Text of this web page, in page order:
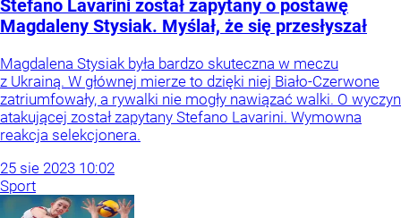
Stefano Lavarini został zapytany o postawę
Magdaleny Stysiak. Myślał, że się przesłyszał
Magdalena Stysiak była bardzo skuteczna w meczu
z Ukrainą. W głównej mierze to dzięki niej Biało-Czerwone
zatriumfowały, a rywalki nie mogły nawiązać walki. O wyczyn
atakującej został zapytany Stefano Lavarini. Wymowna
reakcja selekcjonera.
25 sie 2023 10:02
Sport